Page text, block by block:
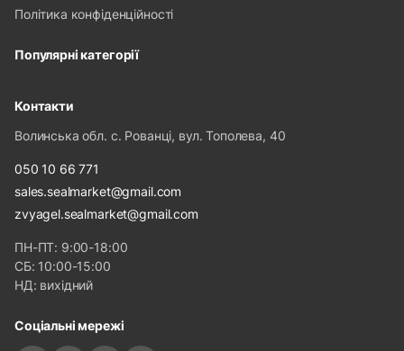
Політика конфіденційності
Популярні категорії
Контакти
Волинська обл. с. Рованці, вул. Тополева, 40
050 10 66 771
sales.sealmarket@gmail.com
zvyagel.sealmarket@gmail.com
ПН-ПТ: 9:00-18:00
СБ: 10:00-15:00
НД: вихідний
Соціальні мережі